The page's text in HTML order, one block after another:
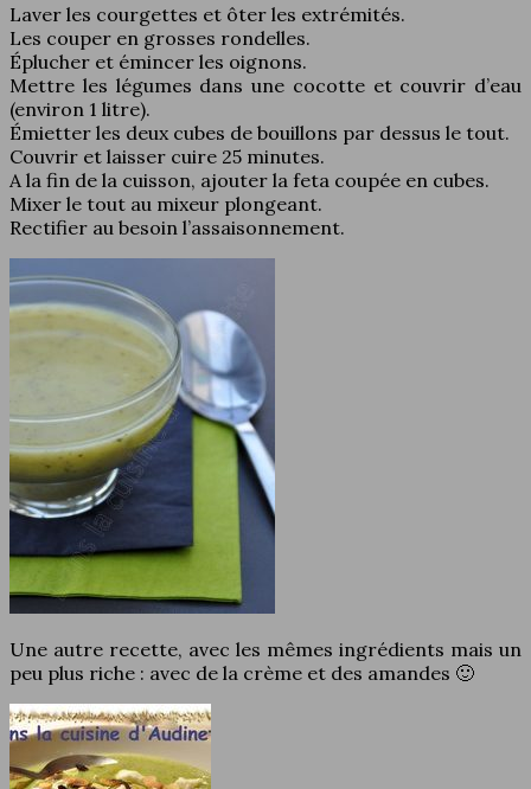
Laver les courgettes et ôter les extrémités.
Les couper en grosses rondelles.
Éplucher et émincer les oignons.
Mettre les légumes dans une cocotte et couvrir d’eau
(environ 1 litre).
Émietter les deux cubes de bouillons par dessus le tout.
Couvrir et laisser cuire 25 minutes.
A la fin de la cuisson, ajouter la feta coupée en cubes.
Mixer le tout au mixeur plongeant.
Rectifier au besoin l’assaisonnement.
Une autre recette, avec les mêmes ingrédients mais un
peu plus riche : avec de la crème et des amandes 🙂